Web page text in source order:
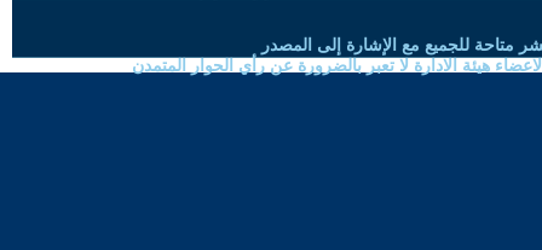
متاحة للجميع مع الإشارة إلى المصدر
هيئة الادارة لا تعبر بالضرورة عن رأي الحوار المتمدن